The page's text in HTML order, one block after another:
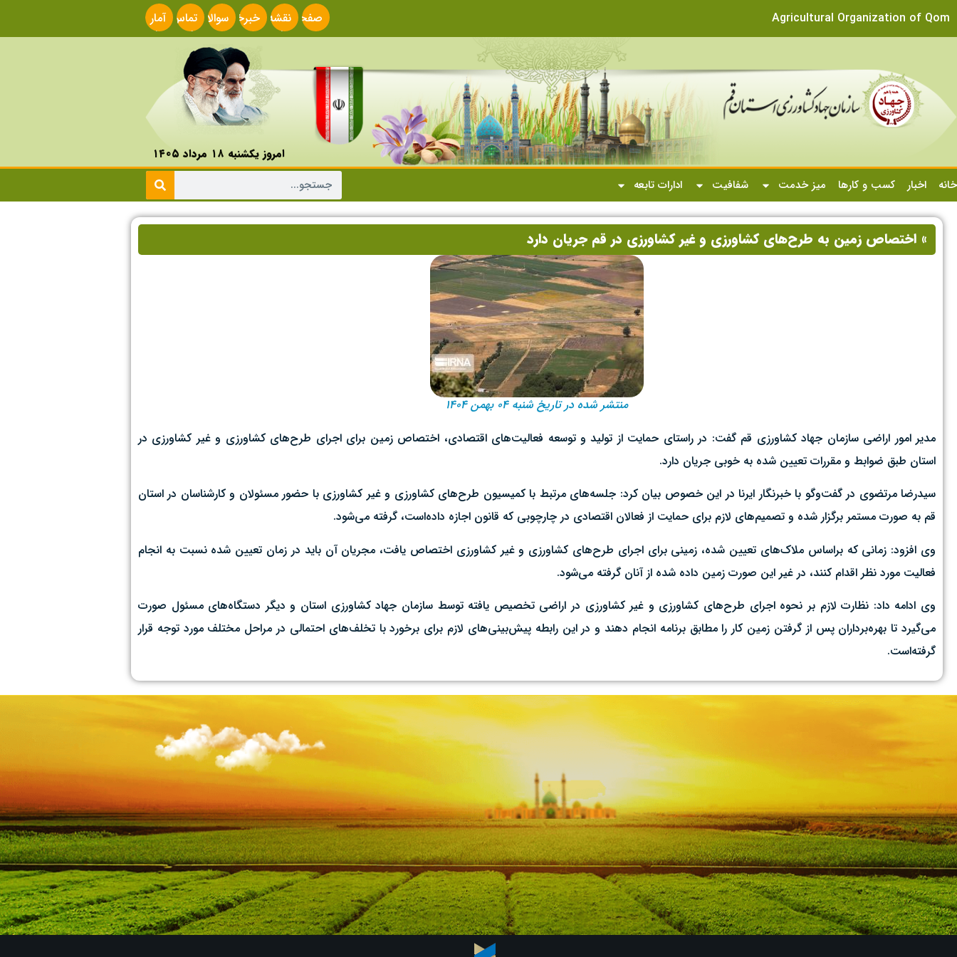
Agricultural Organization of Qom
صفحه
اصلی
نقشه
سایت
خبرخوانسوالات
متداول
تماس
با ما
آمار
سایت
امروز یکشنبه ۱۸ مرداد ۱۴۰۵
خانه
اخبار کسب و کارها میز خدمت شفافیت ادارات تابعه
» اختصاص زمین به طرح‌های کشاورزی و غیر کشاورزی در قم جریان دارد
منتشر شده در تاریخ شنبه ۰۴ بهمن ۱۴۰۴
مدیر امور اراضی سازمان جهاد کشاورزی قم گفت: در راستای حمایت از تولید و توسعه فعالیت‌های اقتصادی، اختصاص زمین برای اجرای طرح‌های کشاورزی و غیر کشاورزی در
استان طبق ضوابط و مقررات تعیین شده به خوبی جریان دارد.
سیدرضا مرتضوی در گفت‌وگو با خبرنگار ایرنا در این خصوص بیان کرد: جلسه‌های مرتبط با کمیسیون طرح‌های کشاورزی و غیر کشاورزی با حضور مسئولان و کارشناسان در استان
قم به صورت مستمر برگزار شده و تصمیم‌های لازم برای حمایت از فعالان اقتصادی در چارچوبی که قانون اجازه داده‌است، گرفته می‌شود.
وی افزود: زمانی که براساس ملاک‌های تعیین شده، زمینی برای اجرای طرح‌های کشاورزی و غیر کشاورزی اختصاص یافت، مجریان آن باید در زمان تعیین شده نسبت به انجام
فعالیت مورد نظر اقدام کنند، در غیر این صورت زمین داده شده از آنان گرفته می‌شود.
وی ادامه داد: نظارت لازم بر نحوه اجرای طرح‌های کشاورزی و غیر کشاورزی در اراضی تخصیص یافته توسط سازمان جهاد کشاورزی استان و دیگر دستگاه‌های مسئول صورت
می‌گیرد تا بهره‌برداران پس از گرفتن زمین کار را مطابق برنامه انجام دهند و در این رابطه پیش‌بینی‌های لازم برای برخورد با تخلف‌های احتمالی در مراحل مختلف مورد توجه قرار
گرفته‌است.